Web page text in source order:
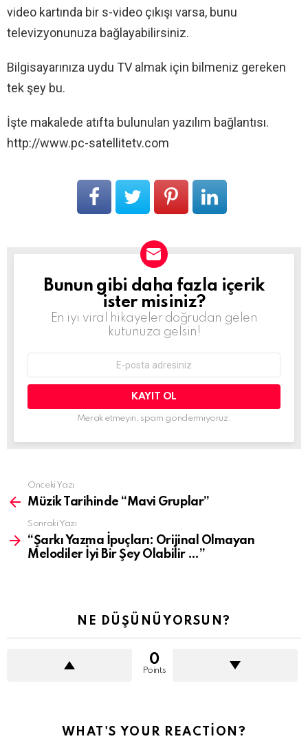
video kartında bir s-video çıkışı varsa, bunu
televizyonunuza bağlayabilirsiniz.
Bilgisayarınıza uydu TV almak için bilmeniz gereken
tek şey bu.
İşte makalede atıfta bulunulan yazılım bağlantısı.
http://www.pc-satellitetv.com
BÜLTEN
Bunun gibi daha fazla içerik
ister misiniz?
En iyi viral hikayeler doğrudan gelen
kutunuza gelsin!
adresi:
Merak etmeyin, spam göndermiyoruz.
Daha
fazla
Önceki Yazı
Müzik Tarihinde “Mavi Gruplar”
Sonraki Yazı
“Şarkı Yazma İpuçları: Orijinal Olmayan
Melodiler İyi Bir Şey Olabilir …”
NE DÜŞÜNÜYORSUN?
0
Points
WHAT'S YOUR REACTION?